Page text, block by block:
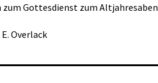
zum Gottesdienst zum
Overlack